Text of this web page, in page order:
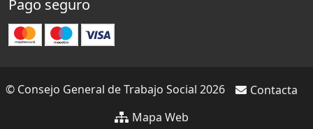
Pago seguro
© Consejo General de Trabajo Social 2026
Contacta
Mapa Web